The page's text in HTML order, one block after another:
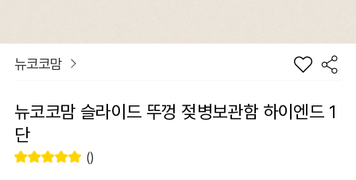
뉴코코맘
뉴코코맘 슬라이드 뚜껑 젖병보관함 하이엔드 1
단
()